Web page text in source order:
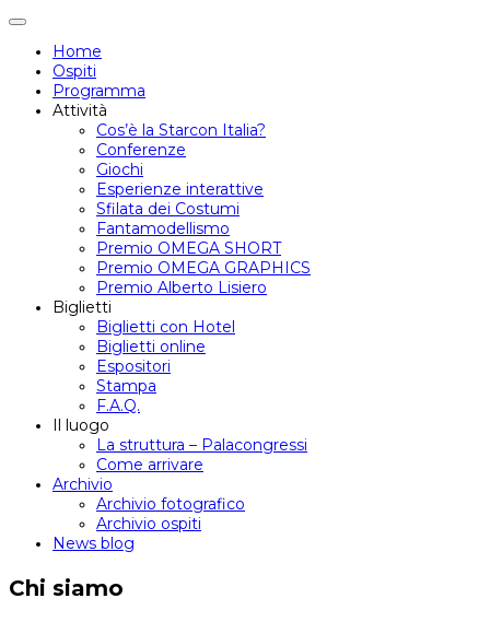
Attiva/disattiva
navigazione
Home
Ospiti
Programma
Attività
Cos’è la Starcon Italia?
Conferenze
Giochi
Esperienze interattive
Sfilata dei Costumi
Fantamodellismo
Premio OMEGA SHORT
Premio OMEGA GRAPHICS
Premio Alberto Lisiero
Biglietti
Biglietti con Hotel
Biglietti online
Espositori
Stampa
F.A.Q.
Il luogo
La struttura – Palacongressi
Come arrivare
Archivio
Archivio fotografico
Archivio ospiti
News blog
Chi siamo